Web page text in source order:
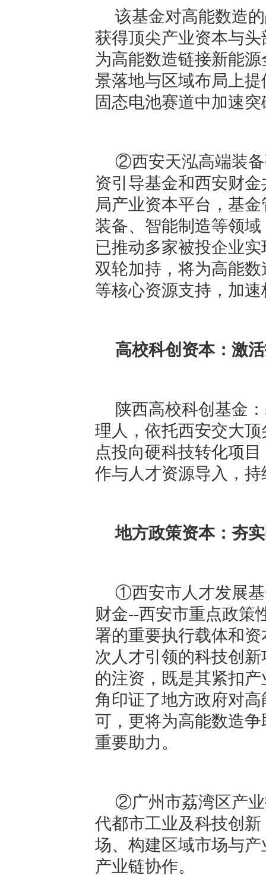
该基金对高能数造
获得顶尖产业资本与
为高能数造链接新能
景落地与区域布局上
固态电池赛道中加速
②西安天泓高端装
资引导基金和西安财
局产业资本平台，基
装备、智能制造等领
已推动多家被投企业
双轮加持，将为高能
等核心资源支持，加
高校科创资本：激
陕西高校科创基金
理人，依托西安交大
点投向硬科技转化项
作与人才资源导入，
地方政策资本：夯
①西安市人才发展
财金--西安市重点政策
署的重要执行载体和
次人才引领的科技创
的注资，既是其紧扣
角印证了地方政府对
可，更将为高能数造
重要助力。
②广州市荔湾区产
代都市工业及科技创
场、构建区域市场与
产业链协作。